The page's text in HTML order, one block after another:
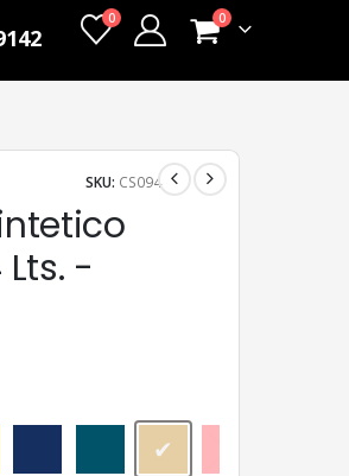
0 0
-
SKU: CS094
Beige